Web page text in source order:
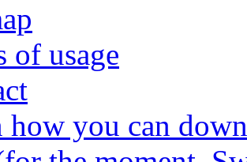
of usage
how you can